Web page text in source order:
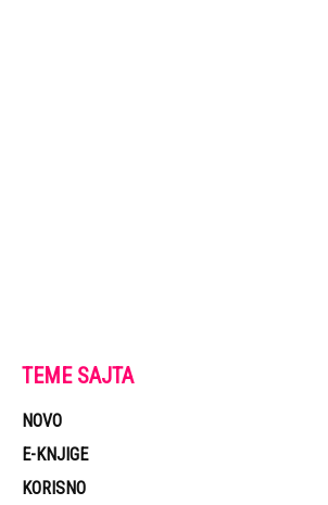
TEME SAJTA
NOVO
E-KNJIGE
KORISNO